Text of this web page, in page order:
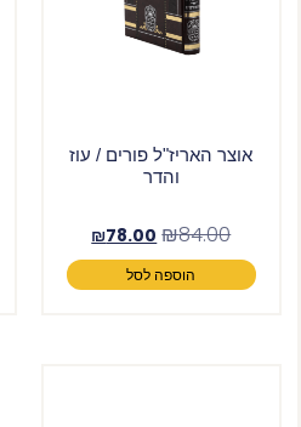
אוצר האריז"ל פורים / עוז
והדר
₪84.00
₪78.00
הוספה לסל